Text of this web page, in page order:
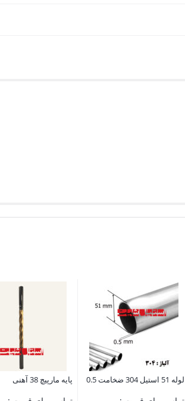
لوله 51 استیل 304 ضخامت 0.5 پایه مارپیچ 38 آهنی